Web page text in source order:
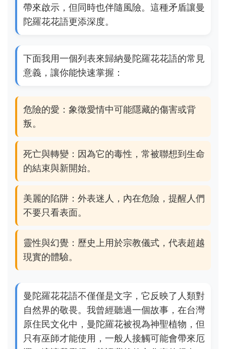
帶來啟示，但同時也伴隨風險。這種矛盾讓曼
陀羅花花語更添深度。
下面我用一個列表來歸納曼陀羅花花語的常見
意義，讓你能快速掌握：
危險的愛：象徵愛情中可能隱藏的傷害或背
叛。
死亡與轉變：因為它的毒性，常被聯想到生命
的結束與新開始。
美麗的陷阱：外表迷人，內在危險，提醒人們
不要只看表面。
靈性與幻覺：歷史上用於宗教儀式，代表超越
現實的體驗。
曼陀羅花花語不僅僅是文字，它反映了人類對
自然界的敬畏。我曾經聽過一個故事，在台灣
原住民文化中，曼陀羅花被視為神聖植物，但
只有巫師才能使用，一般人接觸可能會帶來厄